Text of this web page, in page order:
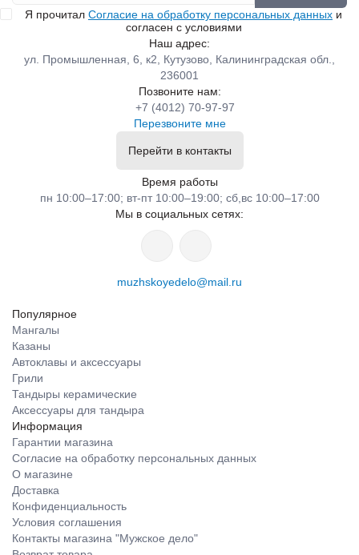
Я прочитал Согласие на обработку персональных данных и
согласен с условиями
Наш адрес:
ул. Промышленная, 6, к2, Кутузово, Калининградская обл.,
236001
Позвоните нам:
+7 (4012) 70-97-97
Перезвоните мне
Перейти в контакты
Время работы
пн 10:00–17:00; вт-пт 10:00–19:00; сб,вс 10:00–17:00
Мы в социальных сетях:
muzhskoyedelo@mail.ru
Популярное
Мангалы
Казаны
Автоклавы и аксессуары
Грили
Тандыры керамические
Аксессуары для тандыра
Информация
Гарантии магазина
Согласие на обработку персональных данных
О магазине
Доставка
Конфиденциальность
Условия соглашения
Контакты магазина "Мужское дело"